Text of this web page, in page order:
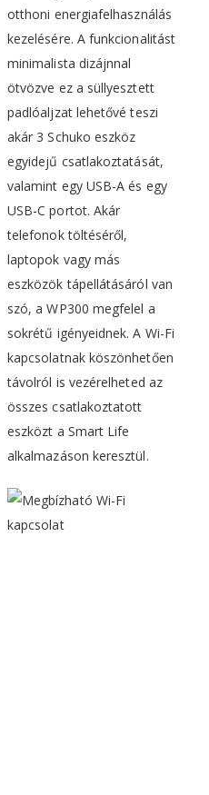
otthoni energiafelhasználás
kezelésére. A funkcionalitást
minimalista dizájnnal
ötvözve ez a süllyesztett
padlóaljzat lehetővé teszi
akár 3 Schuko eszköz
egyidejű csatlakoztatását,
valamint egy USB-A és egy
USB-C portot. Akár
telefonok töltéséről,
laptopok vagy más
eszközök tápellátásáról van
szó, a WP300 megfelel a
sokrétű igényeidnek. A Wi-Fi
kapcsolatnak köszönhetően
távolról is vezérelheted az
összes csatlakoztatott
eszközt a Smart Life
alkalmazáson keresztül.